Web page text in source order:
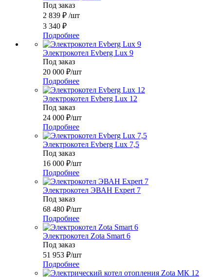
Под заказ
2 839 ₽ /шт
3 340 ₽
Подробнее
Электрокотел Evberg Lux 9
Под заказ
20 000 ₽/шт
Подробнее
Электрокотел Evberg Lux 12
Под заказ
24 000 ₽/шт
Подробнее
Электрокотел Evberg Lux 7,5
Под заказ
16 000 ₽/шт
Подробнее
Электрокотел ЭВАН Expert 7
Под заказ
68 480 ₽/шт
Подробнее
Электрокотел Zota Smart 6
Под заказ
51 953 ₽/шт
Подробнее